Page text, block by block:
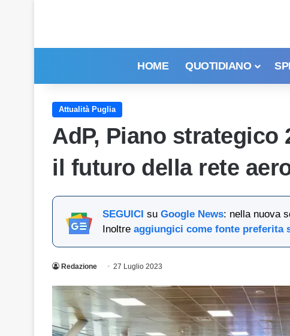
HOME QUOTIDIANO
Attualità Puglia
AdP, Piano strategico
il futuro della rete
SEGUICI su Google News: nella nuova
Inoltre aggiungici come fonte preferita
Redazione 27 Luglio 2023